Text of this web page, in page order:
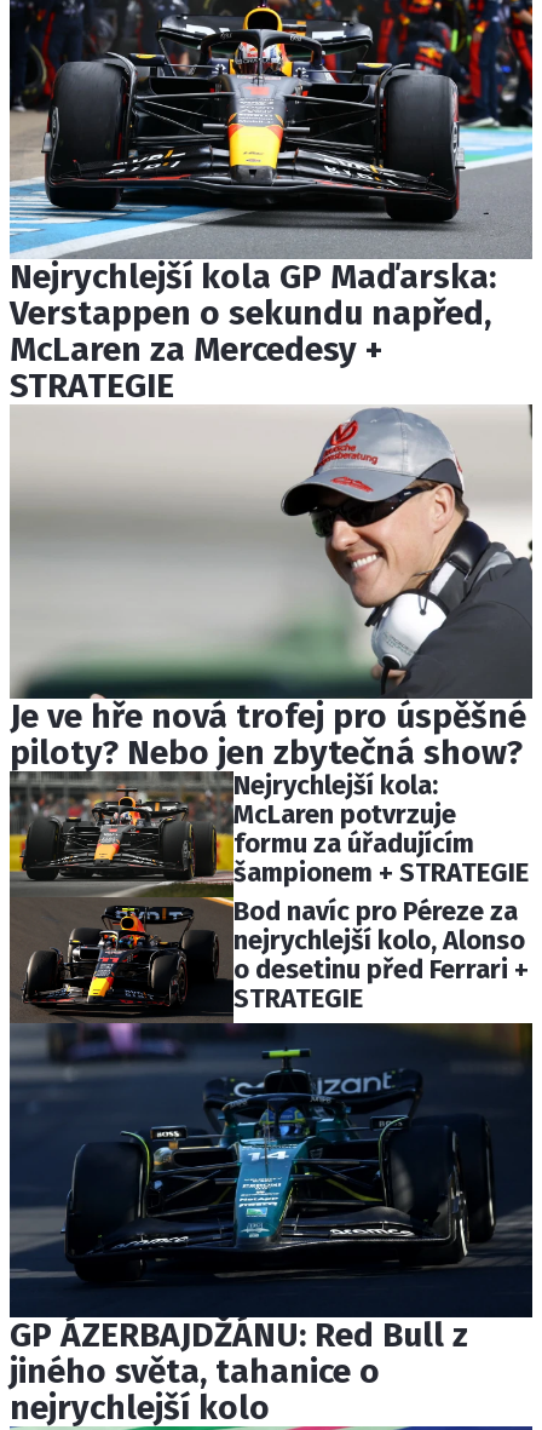
Nejrychlejší kola GP Maďarska:
Verstappen o sekundu napřed,
McLaren za Mercedesy +
STRATEGIE
Je ve hře nová trofej pro úspěšné
piloty? Nebo jen zbytečná show?
Nejrychlejší kola:
McLaren potvrzuje
formu za úřadujícím
šampionem + STRATEGIE
Bod navíc pro Péreze za
nejrychlejší kolo, Alonso
o desetinu před Ferrari +
STRATEGIE
GP ÁZERBAJDŽÁNU: Red Bull z
jiného světa, tahanice o
nejrychlejší kolo